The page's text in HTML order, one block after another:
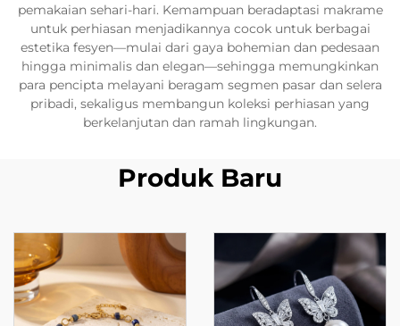
pemakaian sehari-hari. Kemampuan beradaptasi makrame
untuk perhiasan menjadikannya cocok untuk berbagai
estetika fesyen—mulai dari gaya bohemian dan pedesaan
hingga minimalis dan elegan—sehingga memungkinkan
para pencipta melayani beragam segmen pasar dan selera
pribadi, sekaligus membangun koleksi perhiasan yang
berkelanjutan dan ramah lingkungan.
Produk Baru